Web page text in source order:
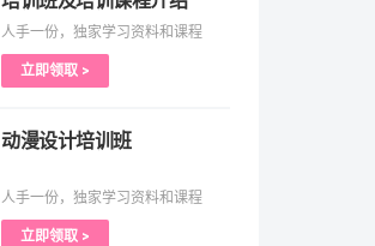
人手一份，独家学习资料和课程
立即领取 >
动漫设计培训班
人手一份，独家学习资料和课程
立即领取 >